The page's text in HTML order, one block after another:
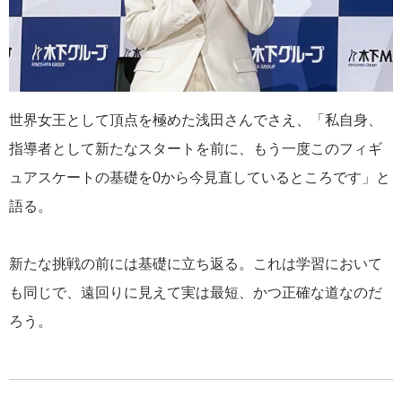
世界女王として頂点を極めた浅田さんでさえ、「私自身、
指導者として新たなスタートを前に、もう一度このフィギ
ュアスケートの基礎を0から今見直しているところです」と
語る。
新たな挑戦の前には基礎に立ち返る。これは学習において
も同じで、遠回りに見えて実は最短、かつ正確な道なのだ
ろう。